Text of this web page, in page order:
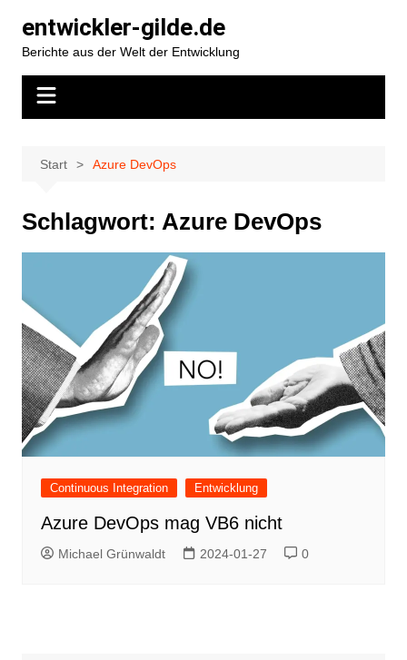
Inhalt
springen
entwickler-gilde.de
Berichte aus der Welt der Entwicklung
Start Azure DevOps
Schlagwort: Azure DevOps
Continuous Integration Entwicklung
Azure DevOps mag VB6 nicht
Michael Grünwaldt 2024-01-27 0